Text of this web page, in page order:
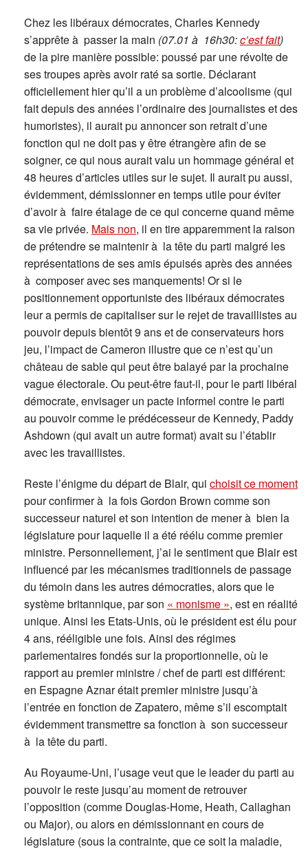
Chez les libéraux démocrates, Charles Kennedy
s’apprête à passer la main (07.01 à 16h30:c’est fait)
de la pire manière possible: poussé par une révolte de
ses troupes après avoir raté sa sortie. Déclarant
officiellement hier qu’il a un problème d’alcoolisme (qui
fait depuis des années l’ordinaire des journalistes et des
humoristes), il aurait pu annoncer son retrait d’une
fonction qui ne doit pas y être étrangère afin de se
soigner, ce qui nous aurait valu un hommage général et
48 heures d’articles utiles sur le sujet. Il aurait pu aussi,
évidemment, démissionner en temps utile pour éviter
d’avoir à faire étalage de ce qui concerne quand même
sa vie privée. Mais non, il en tire apparemment la raison
de prétendre se maintenir à la tête du parti malgré les
représentations de ses amis épuisés après des années
à composer avec ses manquements! Or si le
positionnement opportuniste des libéraux démocrates
leur a permis de capitaliser sur le rejet de travaillistes au
pouvoir depuis bientôt 9 ans et de conservateurs hors
jeu, l’impact de Cameron illustre que ce n’est qu’un
château de sable qui peut être balayé par la prochaine
vague électorale. Ou peut-être faut-il, pour le parti libéral
démocrate, envisager un pacte informel contre le parti
au pouvoir comme le prédécesseur de Kennedy, Paddy
Ashdown (qui avait un autre format) avait su l’établir
avec les travaillistes.
Reste l’énigme du départ de Blair, qui choisit ce moment
pour confirmer à la fois Gordon Brown comme son
successeur naturel et son intention de mener à bien la
législature pour laquelle il a été réélu comme premier
ministre. Personnellement, j’ai le sentiment que Blair est
influencé par les mécanismes traditionnels de passage
du témoin dans les autres démocraties, alors que le
système britannique, par son « monisme », est en réalité
unique. Ainsi les Etats-Unis, où le président est élu pour
4 ans, rééligible une fois. Ainsi des régimes
parlementaires fondés sur la proportionnelle, où le
rapport au premier ministre / chef de parti est différent:
en Espagne Aznar était premier ministre jusqu’à
l’entrée en fonction de Zapatero, même s’il escomptait
évidemment transmettre sa fonction à son successeur
à la tête du parti.
Au Royaume-Uni, l’usage veut que le leader du parti au
pouvoir le reste jusqu’au moment de retrouver
l’opposition (comme Douglas-Home, Heath, Callaghan
ou Major), ou alors en démissionnant en cours de
législature (sous la contrainte, que ce soit la maladie,